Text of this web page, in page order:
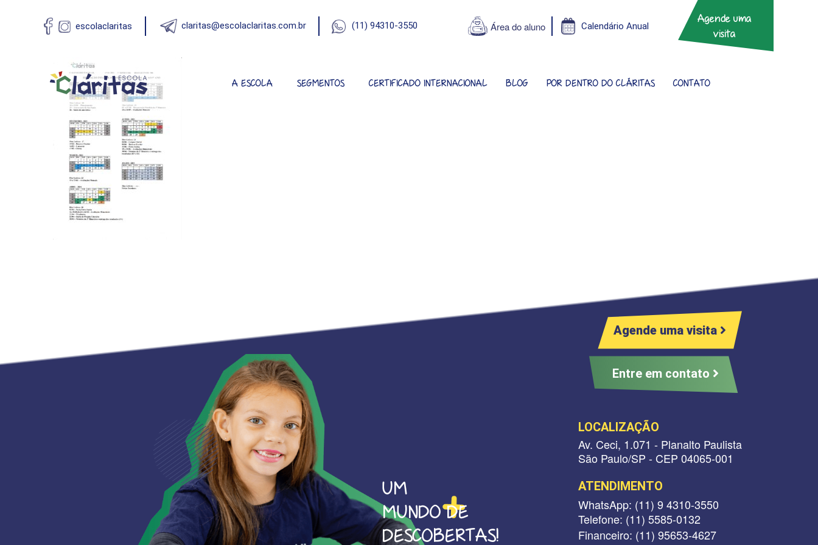
escolaclaritas claritas@escolaclaritas.com.br (11) 94310-3550 Área do aluno Calendário Anual
Agende uma
visita
A ESCOLA SEGMENTOS CERTIFICADO INTERNACIONAL BLOG POR DENTRO DO CLÁRITAS CONTATO
UM
MUNDO DE
DESCOBERTAS!
Agende uma visita
Entre em contato
LOCALIZAÇÃO
Av. Ceci, 1.071 - Planalto Paulista
São Paulo/SP - CEP 04065-001
ATENDIMENTO
WhatsApp: (11) 9 4310-3550
Telefone: (11) 5585-0132
Financeiro: (11) 95653-4627